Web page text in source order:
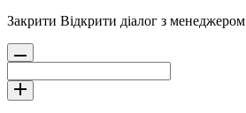
Закрити Відкрити діалог з менеджером